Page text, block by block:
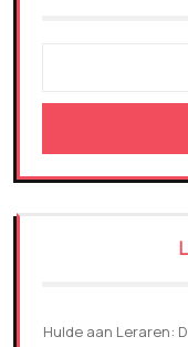
Hulde aan Leraren: